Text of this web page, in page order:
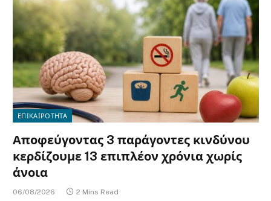
ΕΠΙΚΑΙΡΟΤΗΤΑ
Αποφεύγοντας 3 παράγοντες κινδύνου
κερδίζουμε 13 επιπλέον χρόνια χωρίς
άνοια
06/08/2026 2 Mins Read